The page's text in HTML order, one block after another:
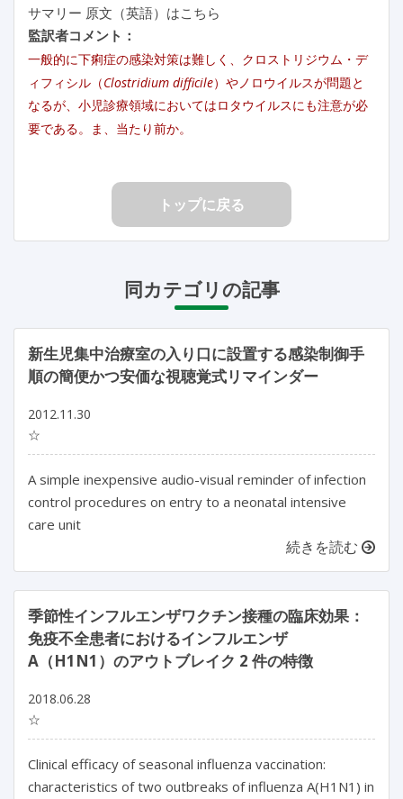
サマリー 原文（英語）はこちら
監訳者コメント：
一般的に下痢症の感染対策は難しく、クロストリジウム・デ
ィフィシル（Clostridium difficile）やノロウイルスが問題と
なるが、小児診療領域においてはロタウイルスにも注意が必
要である。ま、当たり前か。
トップに戻る
同カテゴリの記事
新生児集中治療室の入り口に設置する感染制御手
順の簡便かつ安価な視聴覚式リマインダー
2012.11.30
☆
A simple inexpensive audio-visual reminder of infection
control procedures on entry to a neonatal intensive
care unit
続きを読む
季節性インフルエンザワクチン接種の臨床効果：
免疫不全患者におけるインフルエンザ
A（H1N1）のアウトブレイク 2 件の特徴
2018.06.28
☆
Clinical efficacy of seasonal influenza vaccination:
characteristics of two outbreaks of influenza A(H1N1) in